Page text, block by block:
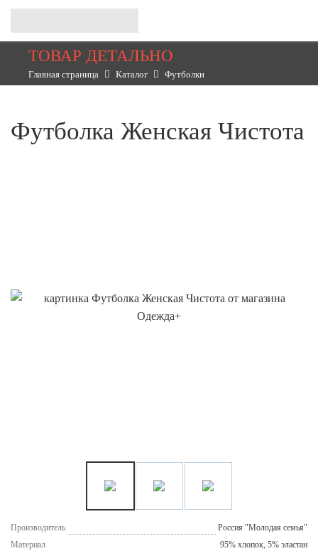
ТОВАР ДЕТАЛЬНО
Главная страница Каталог Футболки
Футболка Женская Чистота
Производитель
Россия "Молодая семья"
Материал
95% хлопок, 5% эластан